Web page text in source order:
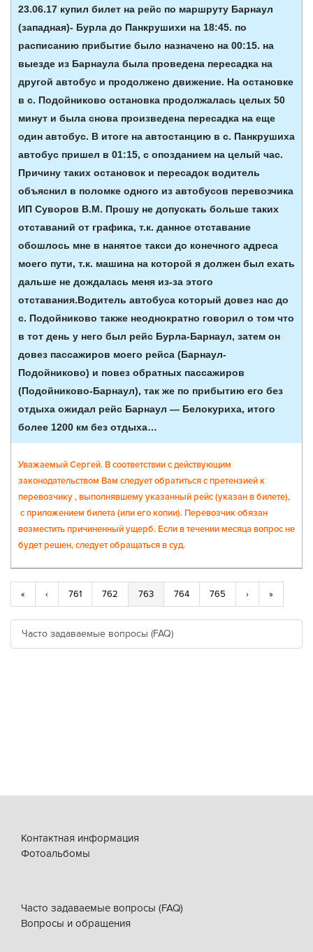
23.06.17 купил билет на рейс по маршруту Барнаул
(западная)- Бурла до Панкрушихи на 18:45. по
расписанию прибытие было назначено на 00:15. на
выезде из Барнаула была проведена пересадка на
другой автобус и продолжено движение. На остановке
в с. Подойниково остановка продолжалась целых 50
минут и была снова произведена пересадка на еще
один автобус. В итоге на автостанцию в с. Панкрушиха
автобус пришел в 01:15, с опозданием на целый час.
Причину таких остановок и пересадок водитель
объяснил в поломке одного из автобусов перевозчика
ИП Суворов В.М. Прошу не допускать больше таких
отставаний от графика, т.к. данное отставание
обошлось мне в нанятое такси до конечного адреса
моего пути, т.к. машина на которой я должен был ехать
дальше не дождалась меня из-за этого
отставания.Водитель автобуса который довез нас до
с. Подойниково также неоднократно говорил о том что
в тот день у него был рейс Бурла-Барнаул, затем он
довез пассажиров моего рейса (Барнаул-
Подойниково) и повез обратных пассажиров
(Подойниково-Барнаул), так же по прибытию его без
отдыха ожидал рейс Барнаул — Белокуриха, итого
более 1200 км без отдыха…
Уважаемый Сергей. В соответствии с действующим
законодательством Вам следует обратиться с претензией к
перевозчику , выполнявшему указанный рейс (указан в билете),
с приложением билета (или его копии). Перевозчик обязан
возместить причиненный ущерб. Если в течении месяца вопрос не
будет решен, следует обращаться в суд.
« ‹ 761 762 763 764 765 › »
Часто задаваемые вопросы (FAQ)
Контактная информация
Фотоальбомы
Часто задаваемые вопросы (FAQ)
Вопросы и обращения